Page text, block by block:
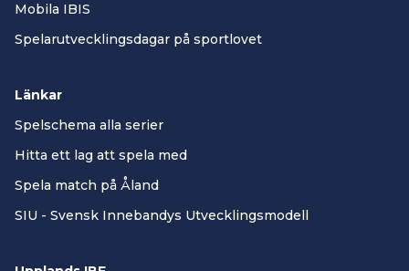
Mobila IBIS
Spelarutvecklingsdagar på sportlovet
Länkar
Spelschema alla serier
Hitta ett lag att spela med
Spela match på Åland
SIU - Svensk Innebandys Utvecklingsmodell